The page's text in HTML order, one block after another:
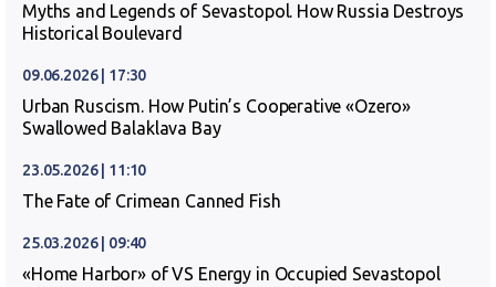
Myths and Legends of Sevastopol. How Russia Destroys
Historical Boulevard
09.06.2026 | 17:30
Urban Ruscism. How Putin’s Cooperative «Ozero»
Swallowed Balaklava Bay
23.05.2026 | 11:10
The Fate of Crimean Canned Fish
25.03.2026 | 09:40
«Home Harbor» of VS Energy in Occupied Sevastopol